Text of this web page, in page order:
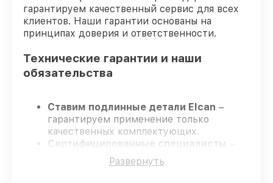
гарантируем качественный сервис для всех
клиентов. Наши гарантии основаны на
принципах доверия и ответственности.
Технические гарантии и наши
обязательства
Ставим подлинные детали Elcan –
гарантируем применение только
качественных комплектующих.
Сертифицированные специалисты
проходят постоянное обучение, что
гарантирует качество выполняемых
Развернуть